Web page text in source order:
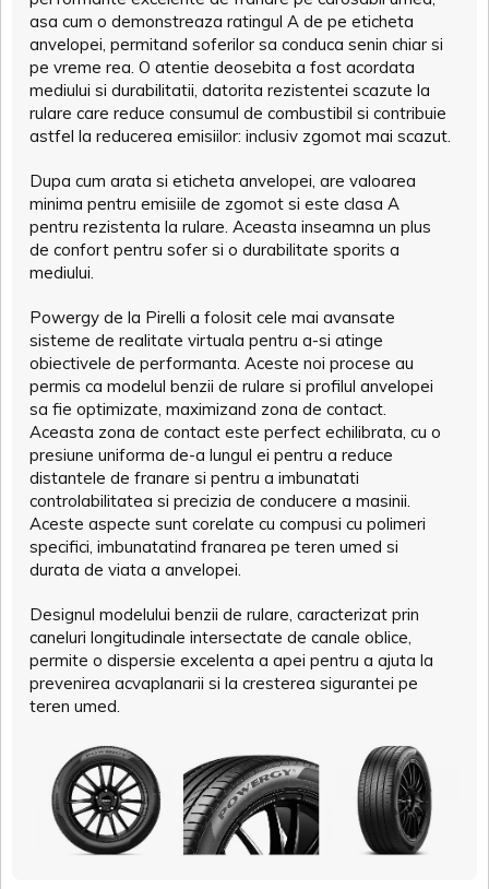
asa cum o demonstreaza ratingul A de pe eticheta
anvelopei, permitand soferilor sa conduca senin chiar si
pe vreme rea. O atentie deosebita a fost acordata
mediului si durabilitatii, datorita rezistentei scazute la
rulare care reduce consumul de combustibil si contribuie
astfel la reducerea emisiilor: inclusiv zgomot mai scazut.
Dupa cum arata si eticheta anvelopei, are valoarea
minima pentru emisiile de zgomot si este clasa A
pentru rezistenta la rulare. Aceasta inseamna un plus
de confort pentru sofer si o durabilitate sporits a
mediului.
Powergy de la Pirelli a folosit cele mai avansate
sisteme de realitate virtuala pentru a-si atinge
obiectivele de performanta. Aceste noi procese au
permis ca modelul benzii de rulare si profilul anvelopei
sa fie optimizate, maximizand zona de contact.
Aceasta zona de contact este perfect echilibrata, cu o
presiune uniforma de-a lungul ei pentru a reduce
distantele de franare si pentru a imbunatati
controlabilitatea si precizia de conducere a masinii.
Aceste aspecte sunt corelate cu compusi cu polimeri
specifici, imbunatatind franarea pe teren umed si
durata de viata a anvelopei.
Designul modelului benzii de rulare, caracterizat prin
caneluri longitudinale intersectate de canale oblice,
permite o dispersie excelenta a apei pentru a ajuta la
prevenirea acvaplanarii si la cresterea sigurantei pe
teren umed.